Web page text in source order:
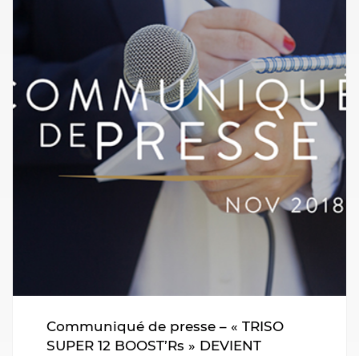
Communiqué de presse – « TRISO
SUPER 12 BOOST’Rs » DEVIENT